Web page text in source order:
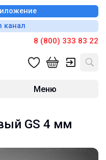
канал
8 (800) 333 83 22
Меню
GS 4 мм